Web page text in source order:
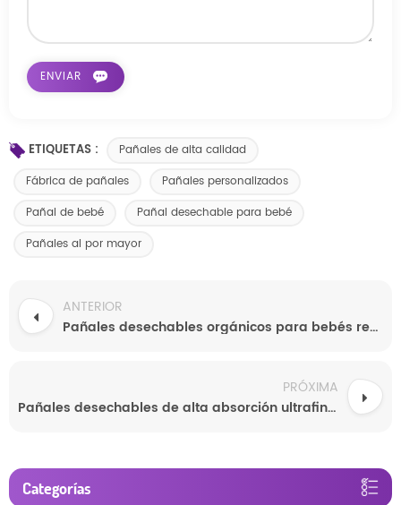
ETIQUETAS :
Pañales de alta calidad
Fábrica de pañales
Pañales personalizados
Pañal de bebé
Pañal desechable para bebé
Pañales al por mayor
ANTERIOR
Pañales desechables orgánicos para bebés recién nacidos, venta al por mayor, de fábrica china.
PRÓXIMA
Pañales desechables de alta absorción ultrafinos personalizados OEM de China al por mayor
Categorías